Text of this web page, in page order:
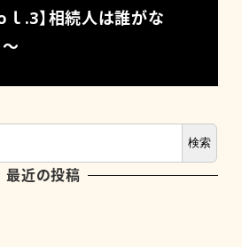
ｌ.3】相続人は誰がな
検索
最近の投稿